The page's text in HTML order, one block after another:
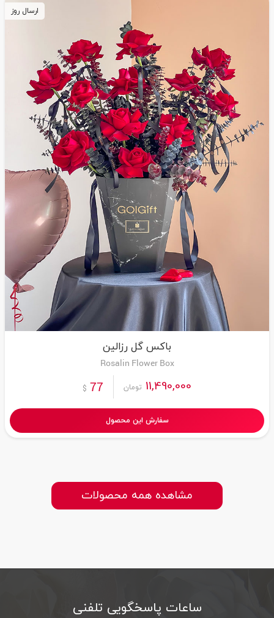
باکس گل رزالین
Rosalin Flower Box
11,490,000 تومان 77
$
سفارش این محصول
ارسال روز
مشاهده همه محصولات
ساعات پاسخگویی تلفنی